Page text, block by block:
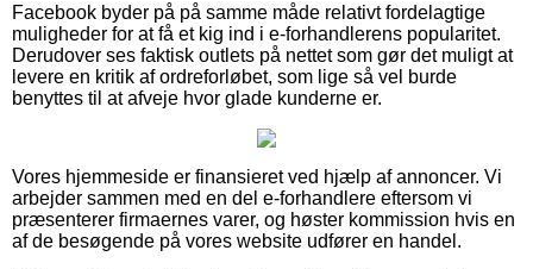
Facebook byder på på samme måde relativt fordelagtige
muligheder for at få et kig ind i e-forhandlerens popularitet.
Derudover ses faktisk outlets på nettet som gør det muligt at
levere en kritik af ordreforløbet, som lige så vel burde
benyttes til at afveje hvor glade kunderne er.
Vores hjemmeside er finansieret ved hjælp af annoncer. Vi
arbejder sammen med en del e-forhandlere eftersom vi
præsenterer firmaernes varer, og høster kommission hvis en
af de besøgende på vores website udfører en handel.